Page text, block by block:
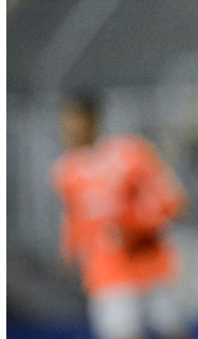
UFC
NHL
Atletismo
Competições de Futebol
Brasileirão Série A
Brasileirão Série B
Libertadores
Sul-Americana
Copa América
Champions League
Premier League
Bundesliga